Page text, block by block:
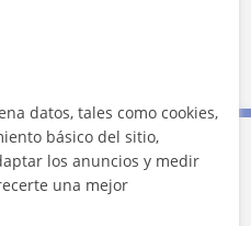
datos, tales como cookies,
básico del sitio,
los anuncios y medir
una mejor